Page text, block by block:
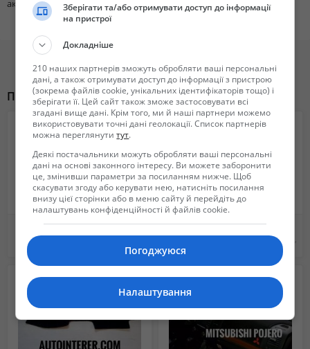
аксессуара
Похожие объявления
Накидка на панель торпеду BMW e30, e 34, e36, e38, e39, X1, x3, x5, x6.
650 грн.
Зберігати та/або отримувати доступ до інформації
на пристрої
Докладніше
210 наших партнерів зможуть обробляти ваші персональні
дані, а також отримувати доступ до інформації з пристрою
(зокрема файлів cookie, унікальних ідентифікаторів тощо) і
зберігати її. Цей сайт також зможе застосовувати всі
згадані вище дані. Крім того, ми й наші партнери можемо
використовувати точні дані геолокації. Список партнерів
можна переглянутитут.
Деякі постачальники можуть обробляти ваші персональні
дані на основі законного інтересу. Ви можете заборонити
це, змінивши параметри за посиланням нижче. Щоб
скасувати згоду або керувати нею, натисніть посилання
внизу цієї сторінки або в меню сайту й перейдіть до
налаштувань конфіденційності й файлів cookie.
Погоджуюся
Налаштування